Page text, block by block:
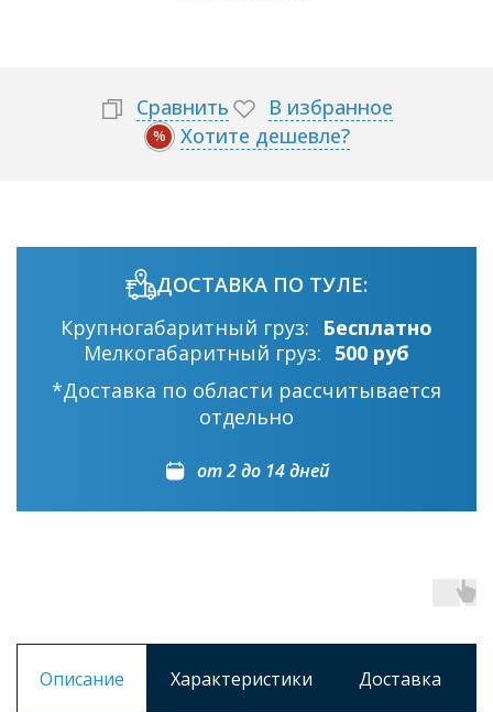
Сравнить В избранное
% Хотите дешевле?
ДОСТАВКА ПО ТУЛЕ:
Крупногабаритный груз:
Бесплатно
Мелкогабаритный груз: 500 руб
*Доставка по области рассчитывается
отдельно
от 2 до 14 дней
Описание Характеристики Доставка